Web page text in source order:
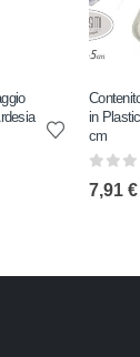
in
cm
0 out
7,91 €